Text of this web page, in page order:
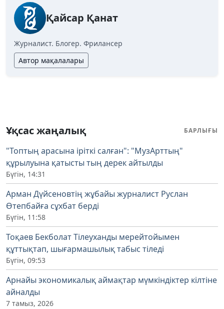
Қайсар Қанат
Журналист. Блогер. Фрилансер
Автор мақалалары
Ұқсас жаңалық БАРЛЫҒЫ
"Топтың арасына іріткі салған": "МузАрттың"
құрылуына қатысты тың дерек айтылды
Бүгін, 14:31
Арман Дүйсеновтің жұбайы журналист Руслан
Өтепбайға сұхбат берді
Бүгін, 11:58
Тоқаев Бекболат Тілеуханды мерейтойымен
құттықтап, шығармашылық табыс тіледі
Бүгін, 09:53
Арнайы экономикалық аймақтар мүмкіндіктер кілтіне
айналды
7 тамыз, 2026